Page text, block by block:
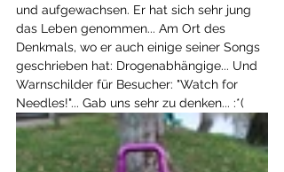
und aufgewachsen. Er hat sich sehr jung
das Leben genommen... Am Ort des
Denkmals, wo er auch einige seiner Songs
geschrieben hat: Drogenabhängige... Und
Warnschilder für Besucher: "Watch for
Needles!"... Gab uns sehr zu denken... :*(